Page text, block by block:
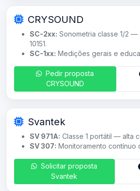
CRYSOUND
SC-2xx: Sonometria classe 1/2 —
10151.
SC-1xx: Medições gerais e
Pedir proposta
CRYSOUND
Svantek
SV 971A: Classe 1 portátil — alta
SV 307: Monitoramento contínuo
Solicitar proposta
Svantek